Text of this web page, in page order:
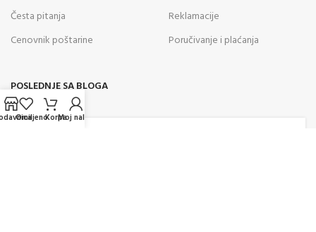
Česta pitanja
Cenovnik poštarine
Reklamacije
Poručivanje i plaćanja
POSLEDNJE SA BLOGA
05
OmiljenoKorpaMoj nalog